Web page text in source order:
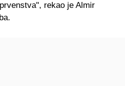
rekao je Almir